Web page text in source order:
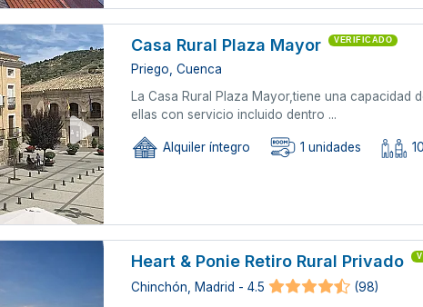
Casa Rural Plaza Mayor VERIFICADO
Priego, Cuenca
La Casa Rural Plaza Mayor,tiene una capacidad
ellas con servicio incluido dentro ...
Alquiler íntegro 1 unidades
Heart & Ponie Retiro Rural Privado
Chinchón, Madrid - 4.5 (98)